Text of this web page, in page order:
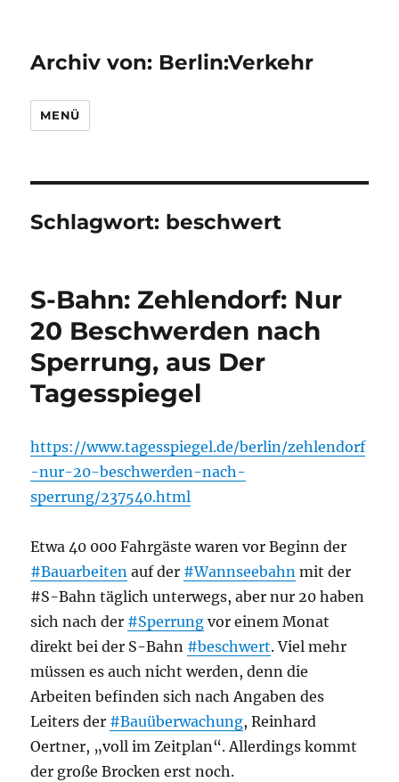
Archiv von: Berlin:Verkehr
MENÜ
Schlagwort: beschwert
S-Bahn: Zehlendorf: Nur
20 Beschwerden nach
Sperrung, aus Der
Tagesspiegel
https://www.tagesspiegel.de/berlin/zehlendorf
-nur-20-beschwerden-nach-
sperrung/237540.html
Etwa 40 000 Fahrgäste waren vor Beginn der
#Bauarbeiten auf der #Wannseebahn mit der
#S-Bahn täglich unterwegs, aber nur 20 haben
sich nach der #Sperrung vor einem Monat
direkt bei der S-Bahn #beschwert. Viel mehr
müssen es auch nicht werden, denn die
Arbeiten befinden sich nach Angaben des
Leiters der #Bauüberwachung, Reinhard
Oertner, „voll im Zeitplan“. Allerdings kommt
der große Brocken erst noch.